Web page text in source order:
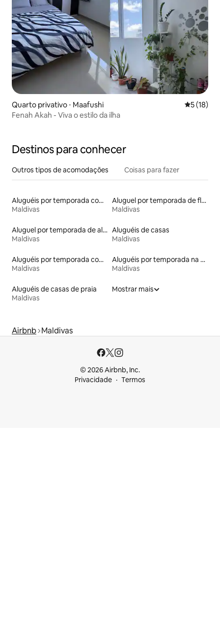
Quarto privativo ⋅ Maafushi 5 de uma
5 (18)
Fenah Akah - Viva o estilo da ilha
Destinos para conhecer
Outros tipos de acomodações Coisas para fazer
Aluguéis por temporada com acesso ao lago
Maldivas
Aluguel por temporada de flats
Maldivas
Aluguel por temporada de alojamentos ecológicos
Maldivas
Aluguéis de casas
Maldivas
Aluguéis por temporada com caiaque
Maldivas
Aluguéis por temporada na orla
Maldivas
Aluguéis de casas de praia
Maldivas
Mostrar mais
Airbnb Maldivas
© 2026 Airbnb, Inc.
Privacidade
Termos